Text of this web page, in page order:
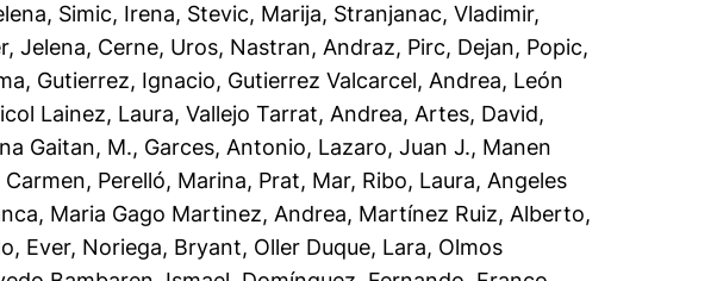
, Simic, Irena, Stevic, Marija, Stranjanac, Vladimir,
Jelena, Cerne, Uros, Nastran, Andraz, Pirc, Dejan, Popic,
, Gutierrez, Ignacio, Gutierrez Valcarcel, Andrea, León
Lainez, Laura,Vallejo Tarrat, Andrea, Artes, David,
Gaitan, M., Garces, Antonio, Lazaro, Juan J., Manen
Carmen, Perelló, Marina, Prat, Mar, Ribo, Laura, Angeles
, Maria Gago Martinez, Andrea, Martínez Ruiz, Alberto,
Ever, Noriega, Bryant, Oller Duque, Lara, Olmos